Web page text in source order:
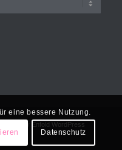
by Enfold WordPress
eine bessere Nutzung.
Datenschutz